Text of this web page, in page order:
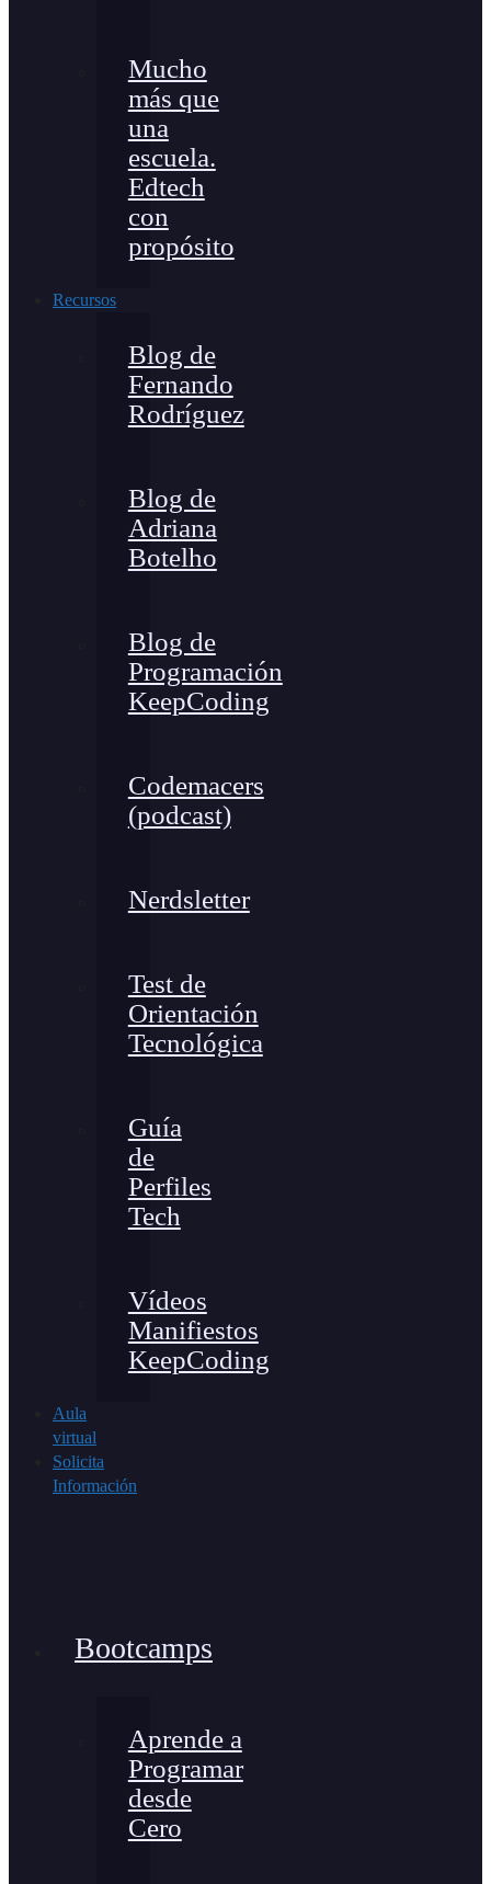
Mucho
más que
una
escuela.
Edtech
con
propósito
Recursos
Blog de
Fernando
Rodríguez
Blog de
Adriana
Botelho
Blog de
Programación
KeepCoding
Codemacers
(podcast)
Nerdsletter
Test de
Orientación
Tecnológica
Guía
de
Perfiles
Tech
Vídeos
Manifiestos
KeepCoding
Aula
virtual
Solicita
Información
Bootcamps
Aprende a
Programar
desde
Cero